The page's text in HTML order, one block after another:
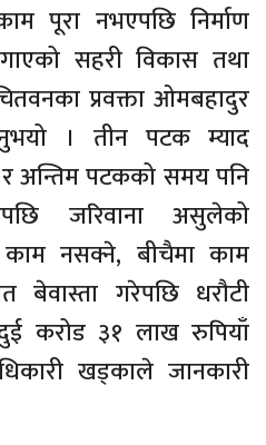
पूरा नभएपछि निर्माण
सहरी विकास तथा
प्रवक्ता ओमबहादुर
। तीन पटक म्याद
अन्तिम पटकको समय पनि
जरिवाना असुलेको
नसक्ने, बीचैमा काम
बेवास्ता गरेपछि धरौटी
करोड ३१ लाख रुपियाँ
खड्काले जानकारी